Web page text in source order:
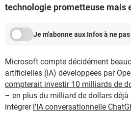
technologie prometteuse mais
Je m'abonne aux Infos à ne
Microsoft compte décidément
artificielles (IA) développées par
compterait investir 10 milliards de
– en plus du milliard de dollars
intégrer l'IA conversationnelle